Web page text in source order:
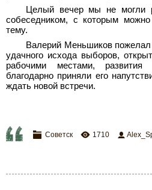
Целый вечер мы не могли
собеседником, с которым
тему.
Валерий Меньшиков
удачного исхода выборов,
рабочими местами,
благодарно приняли его
ждать новой встречи.
Советск 1710